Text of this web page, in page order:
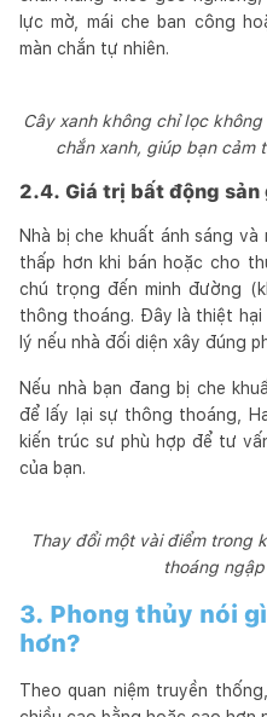
lực mờ, mái che ban công
màn chắn tự nhiên.
Cây xanh không chỉ lọc
chắn xanh, giúp bạn cảm
2.4. Giá trị bất động sản
Nhà bị che khuất ánh sáng
thấp hơn khi bán hoặc cho
chú trọng đến minh đường
thông thoáng. Đây là thiệt hại
lý nếu nhà đối diện xây đúng
Nếu nhà bạn đang bị che
để lấy lại sự thông thoáng,
kiến trúc sư phù hợp để tư
của bạn.
Thay đổi một vài điểm trong
thoáng
3. Phong thủy nói
hơn?
Theo quan niệm truyền